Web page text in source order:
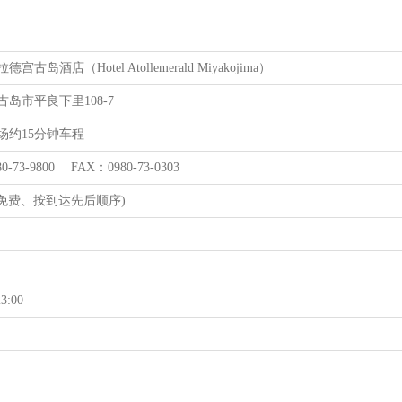
德宫古岛酒店（Hotel Atollemerald Miyakojima）
岛市平良下里108-7
约15分钟车程
73-9800 FAX：0980-73-0303
费、按到达先后顺序)